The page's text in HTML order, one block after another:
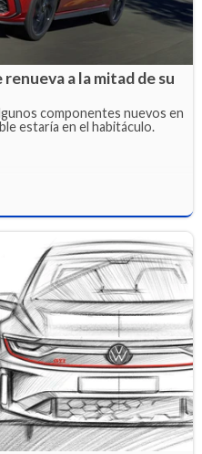
a la mitad de su
componentes nuevos en
estaría en el habitáculo.